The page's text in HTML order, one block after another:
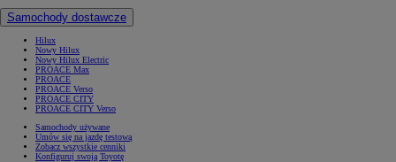
Samochody dostawcze
Hilux
Nowy Hilux
Nowy Hilux Electric
PROACE Max
PROACE
PROACE Verso
PROACE CITY
PROACE CITY Verso
Samochody używane
Umów się na jazdę testową
Zobacz wszystkie cenniki
Konfiguruj swoją Toyotę